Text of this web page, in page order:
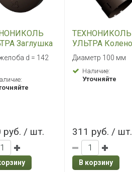
Заглушка
(Темно-
d = 142
руб. / шт.
ТЕХНОНИКОЛЬ
УЛЬТРА Колено
трубы 45°
коричневый)
Диаметр 100 мм
Наличие:
Уточняйте
311 руб. / шт.
В корзину